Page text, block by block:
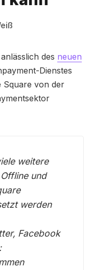
des neuen
Dienstes
Square von der
weitere
und
werden
Facebook